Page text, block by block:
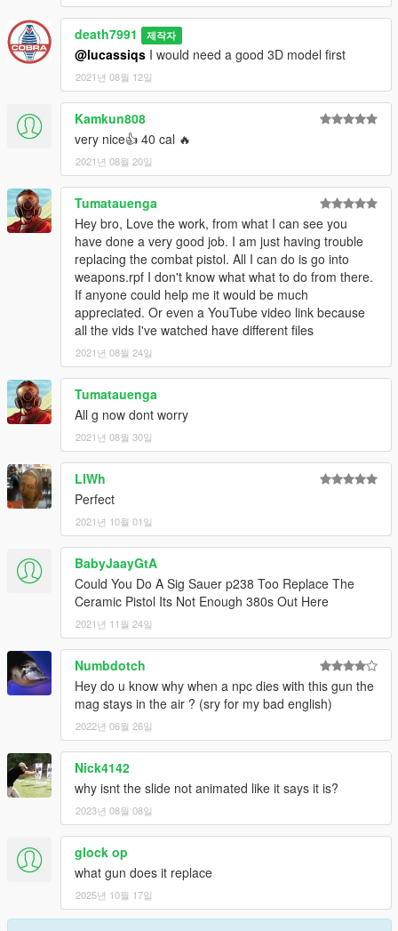
death7991 제작자
@lucassiqs I would need a good 3D model first
2021년 08월 12일
Kamkun808
very nice👍 40 cal 🔥
2021년 08월 20일
Tumatauenga
Hey bro, Love the work, from what I can see you
have done a very good job. I am just having trouble
replacing the combat pistol. All I can do is go into
weapons.rpf I don't know what what to do from there.
If anyone could help me it would be much
appreciated. Or even a YouTube video link because
all the vids I've watched have different files
2021년 08월 24일
Tumatauenga
All g now dont worry
2021년 08월 30일
LlWh
Perfect
2021년 10월 01일
BabyJaayGtA
Could You Do A Sig Sauer p238 Too Replace The
Ceramic Pistol Its Not Enough 380s Out Here
2021년 11월 24일
Numbdotch
Hey do u know why when a npc dies with this gun the
mag stays in the air ? (sry for my bad english)
2022년 06월 26일
Nick4142
why isnt the slide not animated like it says it is?
2023년 08월 08일
glock op
what gun does it replace
2025년 10월 17일